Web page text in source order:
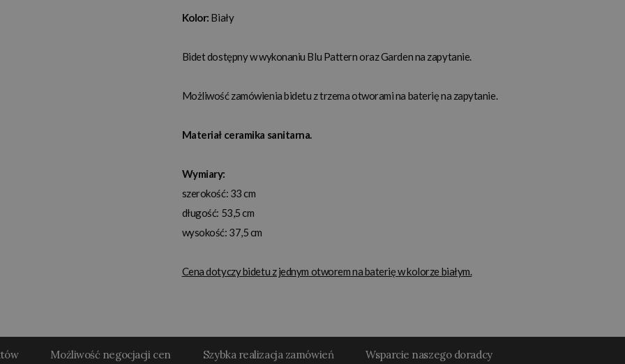
Kolor: Biały
Bidet dostępny w wykonaniu Blu Pattern oraz Garden na zapytanie.
Możliwość zamówienia bidetu z trzema otworami na baterię na zapytanie.
Materiał ceramika sanitarna.
Wymiary:
szerokość: 33 cm
długość: 53,5 cm
wysokość: 37,5 cm
Cena dotyczy bidetu z jednym otworem na baterię w kolorze białym.
Możliwość negocjacji cen Szybka realizacja zamówień Wsparcie naszego doradcy